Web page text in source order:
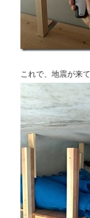
これで、地震が来